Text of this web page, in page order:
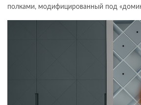
полками, модифицированный под